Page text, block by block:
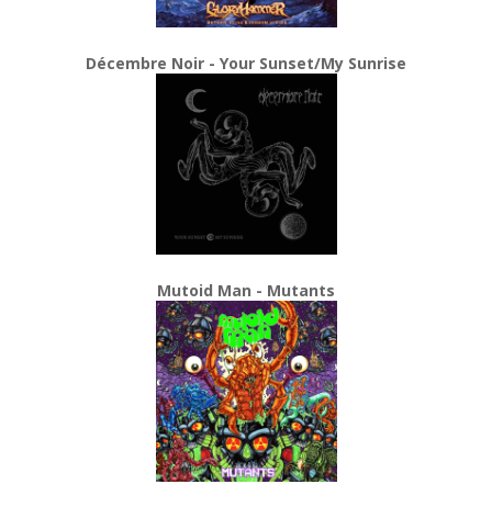
Décembre Noir - Your Sunset/My Sunrise
Mutoid Man - Mutants